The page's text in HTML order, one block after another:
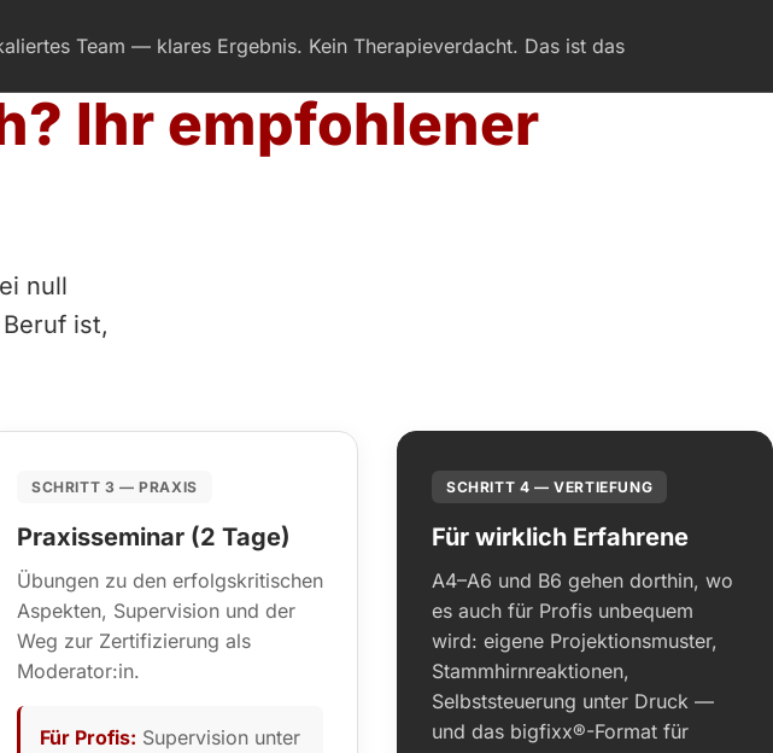
Team — klares Ergebnis. Kein Therapieverdacht. Das ist das
Ihr empfohlener
null
ist,
SCHRITT 3 — PRAXIS
Praxisseminar (2 Tage)
Übungen zu den erfolgskritischen
Aspekten, Supervision und der
Weg zur Zertifizierung als
Moderator:in.
Für Profis: Supervision unter
SCHRITT 4 — VERTIEFUNG
Für wirklich Erfahrene
A4–A6 und B6 gehen dorthin, wo
es auch für Profis unbequem
wird: eigene Projektionsmuster,
Stammhirnreaktionen,
Selbststeuerung unter Druck —
und das bigfixx®-Format für